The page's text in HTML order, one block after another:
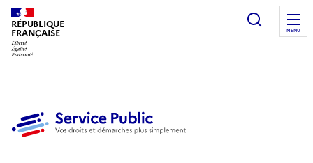
RÉPUBLIQUE
FRANÇAISE
Ouvrir
MENU